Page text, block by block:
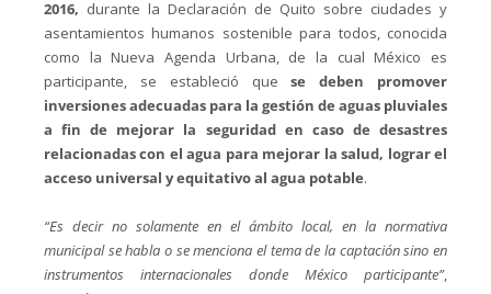
2016, durante la Declaración de Quito sobre ciudades y
asentamientos humanos sostenible para todos, conocida
como la Nueva Agenda Urbana, de la cual México es
participante, se estableció quese deben promover
inversiones adecuadas para la gestión de aguas pluviales
a fin de mejorar la seguridad en caso de desastres
relacionadas con el agua para mejorar la salud, lograr el
acceso universal y equitativo al agua potable.
“Es decir no solamente en el ámbito local, en la normativa
municipal se habla o se menciona el tema de la captación sino en
instrumentos internacionales donde México participante”,